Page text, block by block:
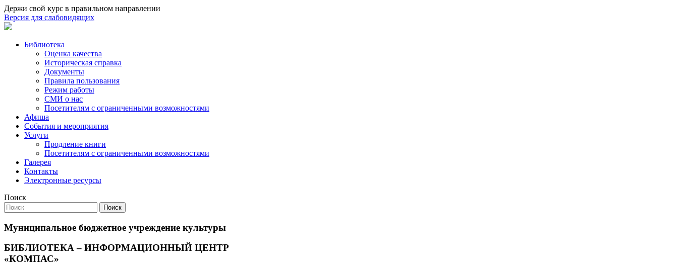
Держи свой курс в правильном направлении
Версия для слабовидящих
Библиотека
Оценка качества
Историческая справка
Документы
Правила пользования
Режим работы
СМИ о нас
Посетителям с ограниченными возможностями
Афиша
События и мероприятия
Услуги
Продление книги
Посетителям с ограниченными возможностями
Галерея
Контакты
Электронные ресурсы
Поиск
Поиск
Муниципальное бюджетное учреждение культуры
БИБЛИОТЕКА – ИНФОРМАЦИОННЫЙ ЦЕНТР
«КОМПАС»